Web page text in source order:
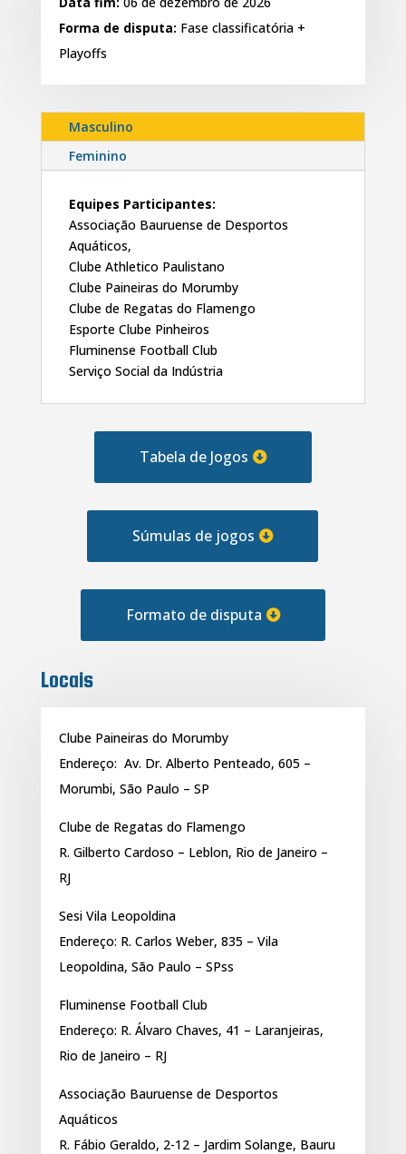
Forma de disputa: Fase classificatória +
Playoffs
Masculino
Feminino
Equipes Participantes:
Associação Bauruense de Desportos
Aquáticos,
Clube Athletico Paulistano
Clube Paineiras do Morumby
Clube de Regatas do Flamengo
Esporte Clube Pinheiros
Fluminense Football Club
Serviço Social da Indústria
Tabela de Jogos
Súmulas de jogos
Formato de disputa
Locais
Clube Paineiras do Morumby
Endereço: Av. Dr. Alberto Penteado, 605 –
Morumbi, São Paulo – SP
Clube de Regatas do Flamengo
R. Gilberto Cardoso – Leblon, Rio de Janeiro –
RJ
Sesi Vila Leopoldina
Endereço: R. Carlos Weber, 835 – Vila
Leopoldina, São Paulo – SPss
Fluminense Football Club
Endereço: R. Álvaro Chaves, 41 – Laranjeiras,
Rio de Janeiro – RJ
Associação Bauruense de Desportos
Aquáticos
R. Fábio Geraldo, 2-12 – Jardim Solange, Bauru